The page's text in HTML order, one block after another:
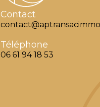
Contact
Téléphone
06 61 94 18 53